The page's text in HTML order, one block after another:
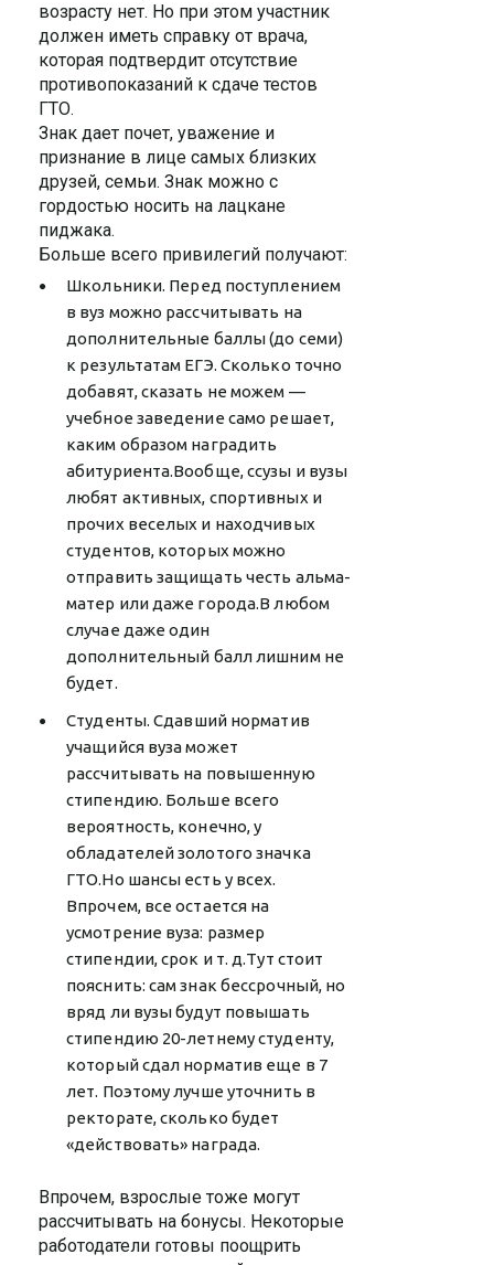
возрасту нет. Но при этом участник
должен иметь справку от врача,
которая подтвердит отсутствие
противопоказаний к сдаче тестов
ГТО.
Знак дает почет, уважение и
признание в лице самых близких
друзей, семьи. Знак можно с
гордостью носить на лацкане
пиджака.
Больше всего привилегий получают:
Школьники. Перед поступлением
в вуз можно рассчитывать на
дополнительные баллы (до семи)
к результатам ЕГЭ. Сколько точно
добавят, сказать не можем —
учебное заведение само решает,
каким образом наградить
абитуриента.Вообще, ссузы и вузы
любят активных, спортивных и
прочих веселых и находчивых
студентов, которых можно
отправить защищать честь альма-
матер или даже города.В любом
случае даже один
дополнительный балл лишним не
будет.
Студенты. Сдавший норматив
учащийся вуза может
рассчитывать на повышенную
стипендию. Больше всего
вероятность, конечно, у
обладателей золотого значка
ГТО.Но шансы есть у всех.
Впрочем, все остается на
усмотрение вуза: размер
стипендии, срок и т. д.Тут стоит
пояснить: сам знак бессрочный, но
вряд ли вузы будут повышать
стипендию 20-летнему студенту,
который сдал норматив еще в 7
лет. Поэтому лучше уточнить в
ректорате, сколько будет
«действовать» награда.
Впрочем, взрослые тоже могут
рассчитывать на бонусы. Некоторые
работодатели готовы поощрить